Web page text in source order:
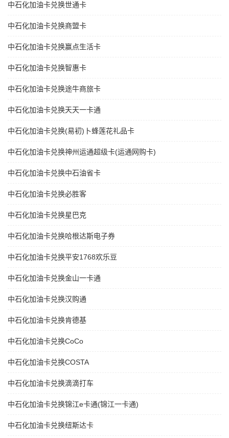
中石化加油卡兑换世通卡
中石化加油卡兑换商盟卡
中石化加油卡兑换赢点生活卡
中石化加油卡兑换智惠卡
中石化加油卡兑换途牛商旅卡
中石化加油卡兑换天天一卡通
中石化加油卡兑换(易初)卜蜂莲花礼品卡
中石化加油卡兑换神州运通超级卡(运通网购卡)
中石化加油卡兑换中石油省卡
中石化加油卡兑换必胜客
中石化加油卡兑换星巴克
中石化加油卡兑换哈根达斯电子券
中石化加油卡兑换平安1768欢乐豆
中石化加油卡兑换金山一卡通
中石化加油卡兑换汉购通
中石化加油卡兑换肯德基
中石化加油卡兑换CoCo
中石化加油卡兑换COSTA
中石化加油卡兑换滴滴打车
中石化加油卡兑换锦江e卡通(锦江一卡通)
中石化加油卡兑换纽斯达卡